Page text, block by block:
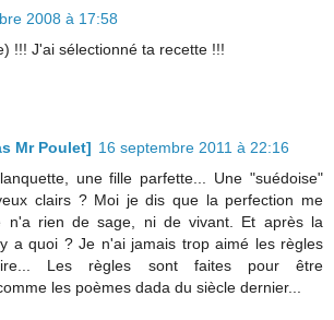
2008 à 17:58
!!! J'ai sélectionné ta recette !!!
Mr Poulet] 16 septembre 2011 à 22:16
une fille parfette... Une "suédoise"
clairs ? Moi je dis que la perfection me
n'a rien de sage, ni de vivant. Et après la
a quoi ? Je n'ai jamais trop aimé les règles
Les règles sont faites pour être
les poèmes dada du siècle dernier...